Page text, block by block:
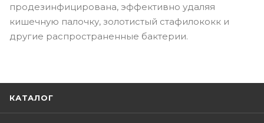
продезинфицирована, эффективно удаляя
кишечную палочку, золотистый стафилококк и
другие распространенные бактерии.
КАТАЛОГ